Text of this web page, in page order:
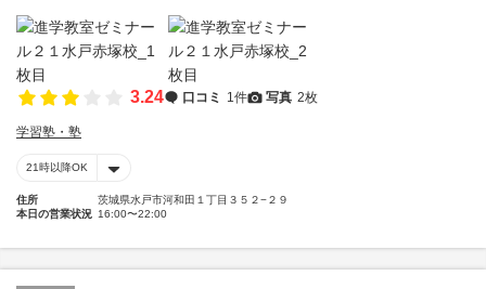
3.24 口コミ 1件 写真 2枚
学習塾・塾
21時以降OK
住所
茨城県水戸市河和田１丁目３５２−２９
本日の営業状況 16:00〜22:00